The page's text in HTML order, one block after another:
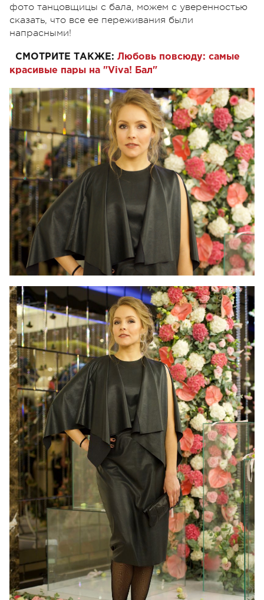
фото танцовщицы с бала, можем с уверенностью
сказать, что все ее переживания были
напрасными!
СМОТРИТЕ ТАКЖЕ: Любовь повсюду: самые
красивые пары на "Viva! Бал"